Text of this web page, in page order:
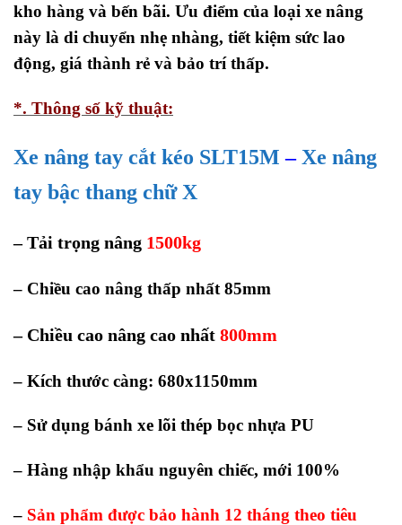
kho hàng và bến bãi. Ưu điểm của loại xe nâng
này là di chuyển nhẹ nhàng, tiết kiệm sức lao
động, giá thành rẻ và bảo trí thấp.
*. Thông số kỹ thuật:
Xe nâng tay cắt kéo SLT15M –Xe nâng
tay bậc thang chữ X
– Tải trọng nâng 1500kg
– Chiều cao nâng thấp nhất 85mm
– Chiều cao nâng cao nhất 800mm
– Kích thước càng: 680x1150mm
– Sử dụng bánh xe lõi thép bọc nhựa PU
– Hàng nhập khẩu nguyên chiếc, mới 100%
– Sản phẩm được bảo hành 12 tháng theo tiêu